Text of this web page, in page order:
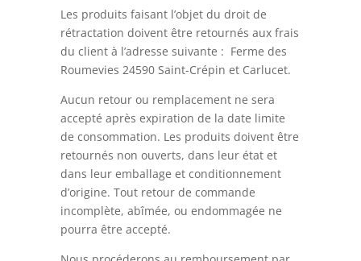
Les produits faisant l’objet du droit de
rétractation doivent être retournés aux frais
du client à l’adresse suivante : Ferme des
Roumevies 24590 Saint-Crépin et Carlucet.
Aucun retour ou remplacement ne sera
accepté après expiration de la date limite
de consommation. Les produits doivent être
retournés non ouverts, dans leur état et
dans leur emballage et conditionnement
d’origine. Tout retour de commande
incomplète, abîmée, ou endommagée ne
pourra être accepté.